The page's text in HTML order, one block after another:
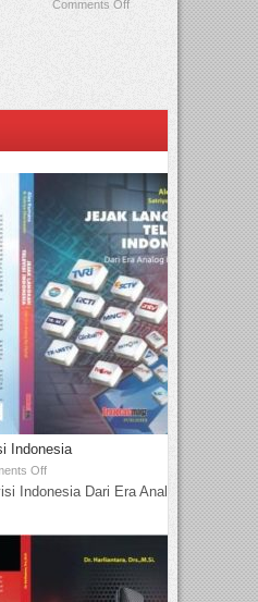
Comments Off
Indonesia
Off
Indonesia Dari Era Analog